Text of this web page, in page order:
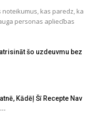
kas paredz, ka
personas apliecības
šo uzdeuvmu bez
Kādēļ Šī Recepte Nav